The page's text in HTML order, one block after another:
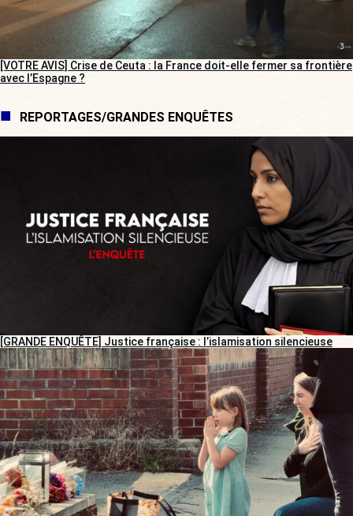
[VOTRE AVIS] Crise de Ceuta : la France doit-elle fermer sa frontière
avec l’Espagne ?
REPORTAGES/GRANDES ENQUÊTES
[GRANDE ENQUÊTE] Justice française : l’islamisation silencieuse